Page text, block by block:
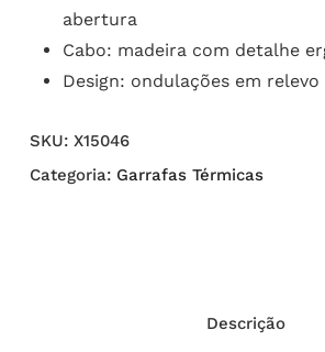
abertura
Cabo: madeira com detalhe
Design: ondulações em
SKU: X15046
Categoria: Garrafas Térmicas
Descrição